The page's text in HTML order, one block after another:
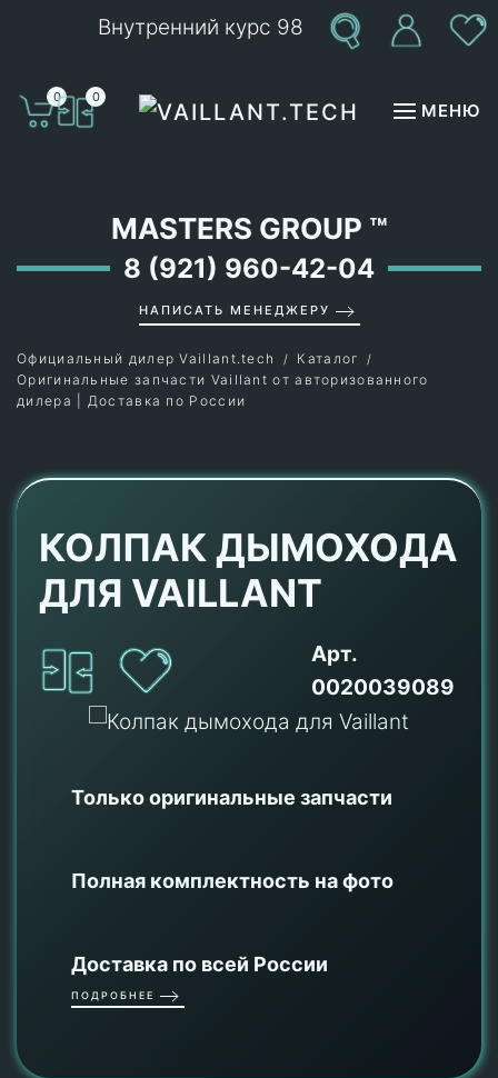
Внутренний курс 98
0 0
МЕНЮ
MASTERS GROUP ™
8 (921) 960-42-04
НАПИСАТЬ МЕНЕДЖЕРУ
Официальный дилер Vaillant.tech
Каталог
Оригинальные запчасти Vaillant от авторизованного
дилера | Доставка по России
КОЛПАК ДЫМОХОДА
ДЛЯ VAILLANT
Арт.
0020039089
Только оригинальные запчасти
Полная комплектность на фото
Доставка по всей России
ПОДРОБНЕЕ